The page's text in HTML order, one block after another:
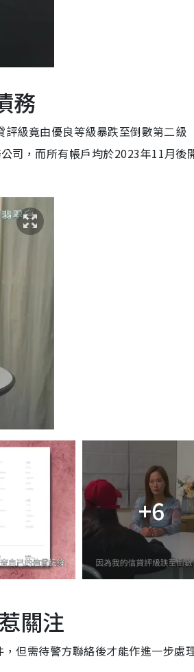
務
級竟由優良等級暴跌至倒數第二級
司，而所有帳戶均於2023年11月後
+6
關注
但需待警方聯絡後才能作進一步處